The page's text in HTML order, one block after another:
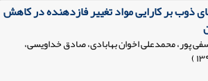
ذوب بر کارایی مواد تغییر فازدهنده در کاهش
پور، محمدعلی اخوان بهابادی، صادق خداویسی،